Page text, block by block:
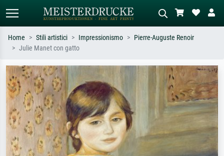
Cerca per artista, titolo o stile – es.
Monet, Notte stellata,
Impressionismo, onda di Hokusai,
nudo.
Descrivi la scena – es. prato verde,
astratto con molto rosso, dipinto a
olio scuro, nudo in piedi vicino a un
albero.
Home Stili artistici Impressionismo
Pierre-Auguste Renoir
Julie Manet con gatto